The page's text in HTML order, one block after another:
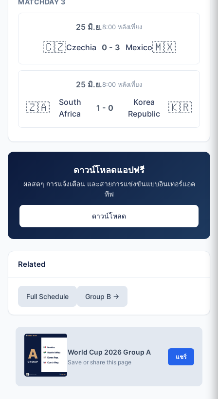
MATCHDAY 3
25 มิ.ย.8:00 หลังเที่ยง
🇨🇿Czechia 0 - 3 Mexico🇲🇽
25 มิ.ย.8:00 หลังเที่ยง
🇿🇦
South
Africa
1 - 0
Korea
Republic
🇰🇷
ดาวน์โหลดแอปฟรี
ผลสดๆ การแจ้งเตือน และสายการแข่งขันแบบอินเทอร์แอค
ทีฟ
ดาวน์โหลด
Related
Full Schedule Group B →
World Cup 2026 Group A
Save or share this page
แชร์